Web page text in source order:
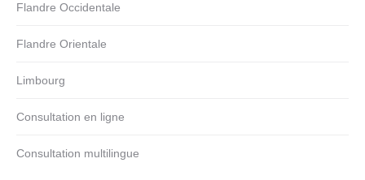
Flandre Occidentale
Flandre Orientale
Limbourg
Consultation en ligne
Consultation multilingue